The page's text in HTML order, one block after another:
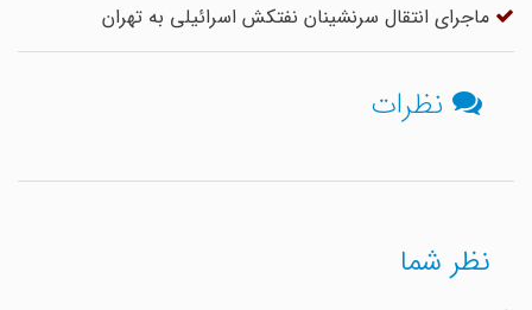
ماجرای انتقال سرنشینان نفتکش اسرائیلی به تهران
نظرات
نظر شما